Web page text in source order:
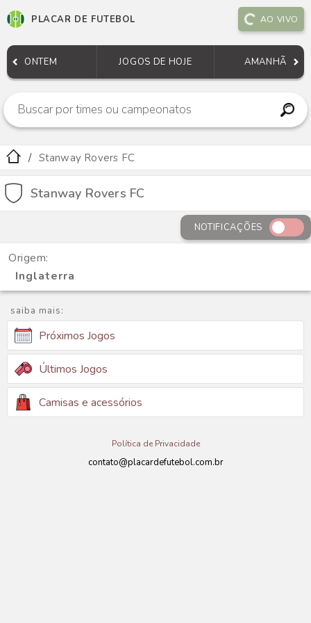
PLACAR DE FUTEBOL AO VIVO
ONTEM JOGOS DE HOJE AMANHÃ
Stanway Rovers FC
Stanway Rovers FC
NOTIFICAÇÕES
Origem:
Inglaterra
saiba mais:
Próximos Jogos
Últimos Jogos
Camisas e acessórios
Política de Privacidade
contato@placardefutebol.com.br